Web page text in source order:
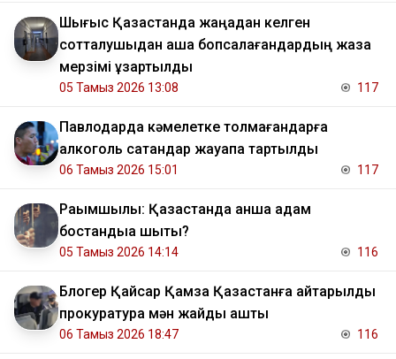
Шығыс Қазақстанда жаңадан келген
сотталушыдан ақша бопсалағандардың жаза
мерзімі ұзартылды
05 Тамыз 2026 13:08 117
Павлодарда кәмелетке толмағандарға
алкоголь сатқандар жауапқа тартылды
06 Тамыз 2026 15:01 117
Рақымшылық: Қазақстанда қанша адам
бостандыққа шықты?
05 Тамыз 2026 14:14 116
Блогер Қайсар Қамза Қазақстанға қайтарылды
прокуратура мән жайды ашты
06 Тамыз 2026 18:47 116